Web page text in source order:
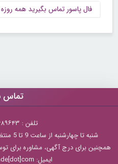
فال پاسور تماس بگیرید همه روزه ۰۹۰۵۲۴۶۲۰۱۴
تماس
تلفن : ۲۲۶۸۹۶۴۳ (۰۲۱)
شنبه تا چهارشنبه از ساعت 9 تا 5 منتظر شنیدن صدای گرم شما هستیم.
همچنین برای درج آگهی، مشاوره برای
ایمیل: info[@]zibakade[dot]com